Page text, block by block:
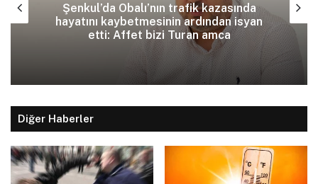
Şenkul’da Obalı’nın trafik kazasında
hayatını kaybetmesinin ardından isyan
etti: Affet bizi Turan amca
Diğer Haberler